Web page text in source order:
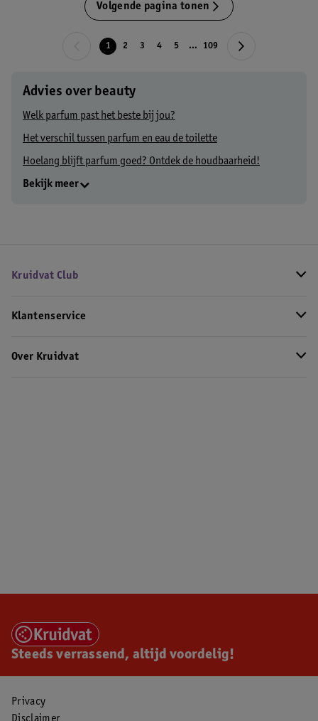
Volgende pagina tonen
1 2 3 4 5 ... 109
Advies over beauty
Welk parfum past het beste bij jou?
Het verschil tussen parfum en eau de toilette
Hoelang blijft parfum goed? Ontdek de houdbaarheid!
Bekijk meer
Kruidvat Club
Klantenservice
Over Kruidvat
Steeds verrassend, altijd voordelig!
Privacy